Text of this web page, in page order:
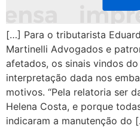
[…] Para o tributarista
Martinelli Advogados e
afetados, os sinais vindos
interpretação dada nos
motivos. “Pela relatoria ser
Helena Costa, e porque
indicaram a manutenção do